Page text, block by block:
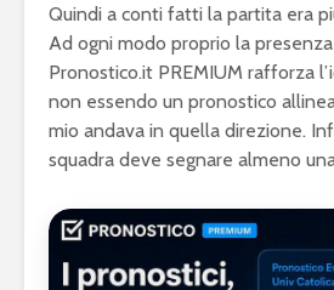
Quindi a conti fatti la partita era
Ad ogni modo proprio la
Pronostico.it PREMIUM rafforza
non essendo un pronostico
mio andava in quella direzione.
squadra deve segnare almeno